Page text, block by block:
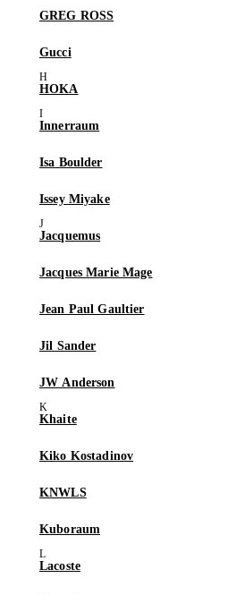
GREG ROSS
Gucci
HOKA
Innerraum
Isa Boulder
Issey Miyake
Jacquemus
Jacques Marie Mage
Jean Paul Gaultier
Jil Sander
JW Anderson
Khaite
Kiko Kostadinov
KNWLS
Kuboraum
Lacoste